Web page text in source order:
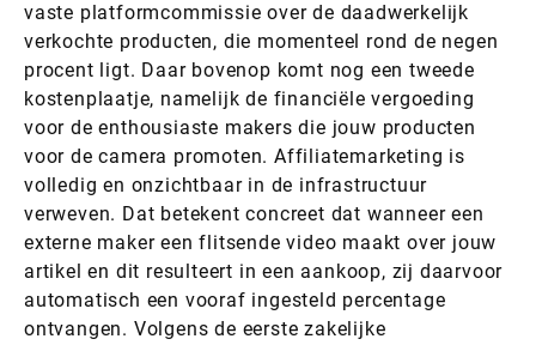
vaste platformcommissie over de daadwerkelijk
verkochte producten, die momenteel rond de negen
procent ligt. Daar bovenop komt nog een tweede
kostenplaatje, namelijk de financiële vergoeding
voor de enthousiaste makers die jouw producten
voor de camera promoten. Affiliatemarketing is
volledig en onzichtbaar in de infrastructuur
verweven. Dat betekent concreet dat wanneer een
externe maker een flitsende video maakt over jouw
artikel en dit resulteert in een aankoop, zij daarvoor
automatisch een vooraf ingesteld percentage
ontvangen. Volgens de eerste zakelijke